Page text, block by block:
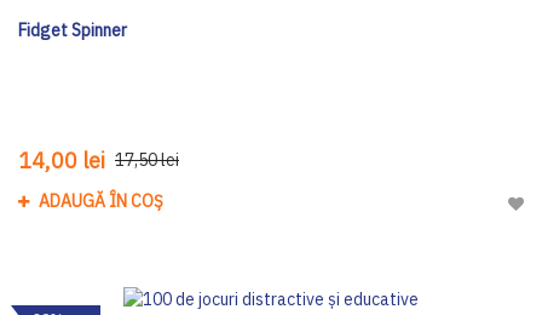
Fidget Spinner
14,00 lei 17,50 lei
ADAUGĂ ÎN COȘ